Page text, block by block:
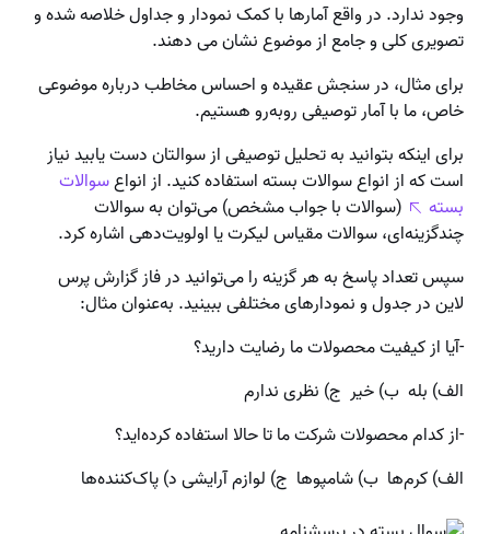
وجود ندارد. در واقع آمارها با کمک نمودار و جداول خلاصه شده و
تصویری کلی و جامع از موضوع نشان می دهند.
برای مثال، در سنجش عقیده و احساس مخاطب درباره موضوعی
خاص، ما با آمار توصیفی رو‌به‌رو هستیم.
برای اینکه بتوانید به تحلیل توصیفی از سوالتان دست یابید نیاز
است که از انواع سوالات بسته استفاده کنید. از انواعسوالات
بسته
(سوالات با جواب مشخص) می‌توان به سوالات
چندگزینه‌ای، سوالات مقیاس لیکرت یا اولویت‌دهی اشاره کرد.
سپس تعداد پاسخ به هر گزینه را می‌توانید در فاز گزارش پرس
لاین در جدول و نمودارهای مختلفی ببینید. به‌عنوان مثال:
-آیا از کیفیت محصولات ما رضایت دارید؟
الف) بله ب) خیر ج) نظری ندارم
-از کدام محصولات شرکت ما تا حالا استفاده کرده‌اید؟
الف) کرم‌ها ب) شامپوها ج) لوازم آرایشی د) پاک‌کننده‌ها